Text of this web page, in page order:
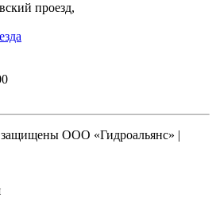
проезд,
защищены ООО «Гидроальянс» |